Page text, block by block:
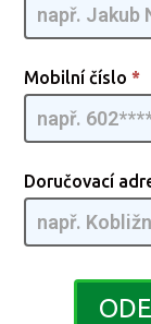
- GQMIA
| 02 2
Mobilní číslo *
Doručovací